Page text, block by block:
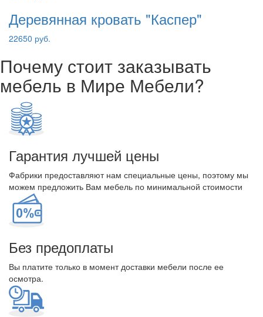
Деревянная кровать "Каспер"
22650 руб.
Почему стоит заказывать
мебель в Мире Мебели?
Гарантия лучшей цены
Фабрики предоставляют нам специальные цены, поэтому мы
можем предложить Вам мебель по минимальной стоимости
Без предоплаты
Вы платите только в момент доставки мебели после ее
осмотра.